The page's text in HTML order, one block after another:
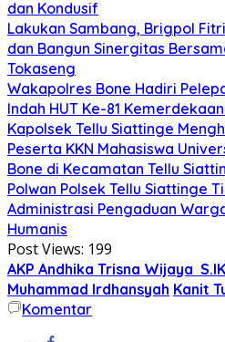
dan Kondusif
Lakukan Sambang, Brigpol
dan Bangun Sinergitas
Tokaseng
Wakapolres Bone Hadiri
Indah HUT Ke-81 Kemerdekaan
Kapolsek Tellu Siattinge
Peserta KKN Mahasiswa
Bone di Kecamatan Tellu
Polwan Polsek Tellu Siattinge
Administrasi Pengaduan
Humanis
Post Views: 199
AKP Andhika Trisna Wijaya S.IK
Muhammad Irdhansyah Kanit
Komentar